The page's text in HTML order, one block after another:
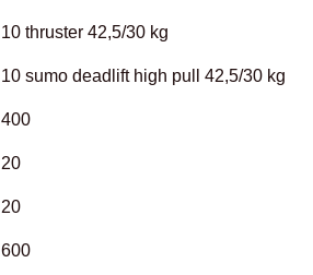
10 thruster 42,5/30 kg
10 sumo deadlift high pull 42,5/30 kg
400
20
20
600